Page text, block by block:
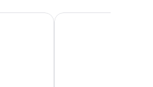
The Beach Tower